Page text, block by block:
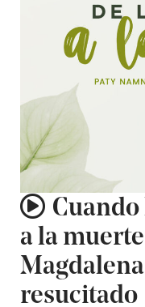
Cuando
a la
Magdalena
resucitado